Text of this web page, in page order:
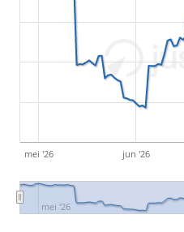
by buying for 10€ and
Therefore in this case
would be (5€ - 10€)/10€ =
ETF-rendementen zijn
mei '26 jun '26
mei '26